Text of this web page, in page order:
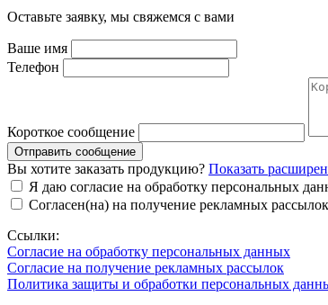
Оставьте заявку, мы свяжемся с вами
Ваше имя
Телефон
Короткое сообщение
Отправить сообщение
Вы хотите заказать продукцию? Показать
Я даю согласие на обработку персональных
Согласен(на) на получение рекламных рассылок
Ссылки:
Согласие на обработку персональных данных
Согласие на получение рекламных рассылок
Политика защиты и обработки персональных